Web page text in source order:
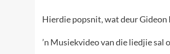
Hierdie popsnit, wat deur Gideon
’n Musiekvideo van die liedjie